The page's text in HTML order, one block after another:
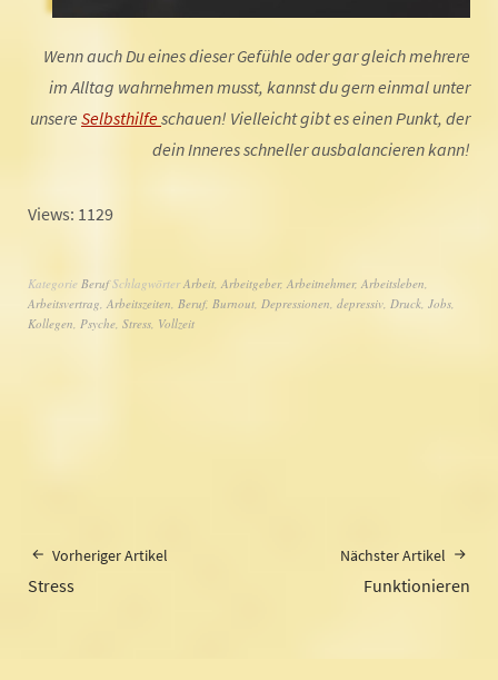
Wenn auch Du eines dieser Gefühle oder gar gleich mehrere
im Alltag wahrnehmen musst, kannst du gern einmal unter
unsere Selbsthilfeschauen! Vielleicht gibt es einen Punkt, der
dein Inneres schneller ausbalancieren kann!
Views: 1129
Kategorie Beruf SchlagwörterArbeit, Arbeitgeber, Arbeitnehmer, Arbeitsleben,
Arbeitsvertrag, Arbeitszeiten, Beruf, Burnout, Depressionen, depressiv, Druck, Jobs,
Kollegen, Psyche, Stress, Vollzeit
Vorheriger Artikel
Stress
Nächster Artikel
Funktionieren